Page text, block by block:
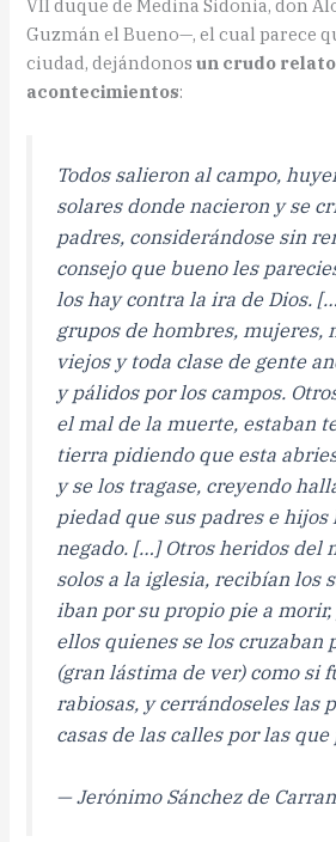
VII duque de Medina Sidonia, don
Guzmán el Bueno—, el cual parece
ciudad, dejándonosun crudo
acontecimientos:
Todos salieron al campo,
solares donde nacieron y se
padres, considerándose sin
consejo que bueno les
los hay contra la ira de Dios.
grupos de hombres, mujeres,
viejos y toda clase de gente
y pálidos por los campos.
el mal de la muerte, estaban
tierra pidiendo que esta
y se los tragase, creyendo
piedad que sus padres e hijos
negado. […] Otros heridos del
solos a la iglesia, recibían los
iban por su propio pie a
ellos quienes se los cruzaban
(gran lástima de ver) como si
rabiosas, y cerrándoseles las
casas de las calles por las que
— Jerónimo Sánchez de